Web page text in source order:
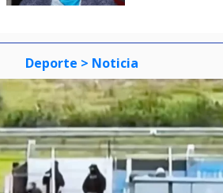
Deporte > Noticia